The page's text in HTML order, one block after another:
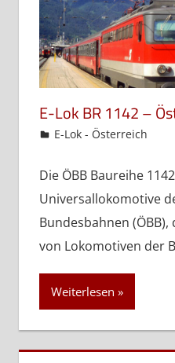
E-Lok BR 1142 –
admin
E-Lok - Österreich
Die ÖBB Baureihe
Universallokomotive
Bundesbahnen
von Lokomotiven der
Weiterlesen